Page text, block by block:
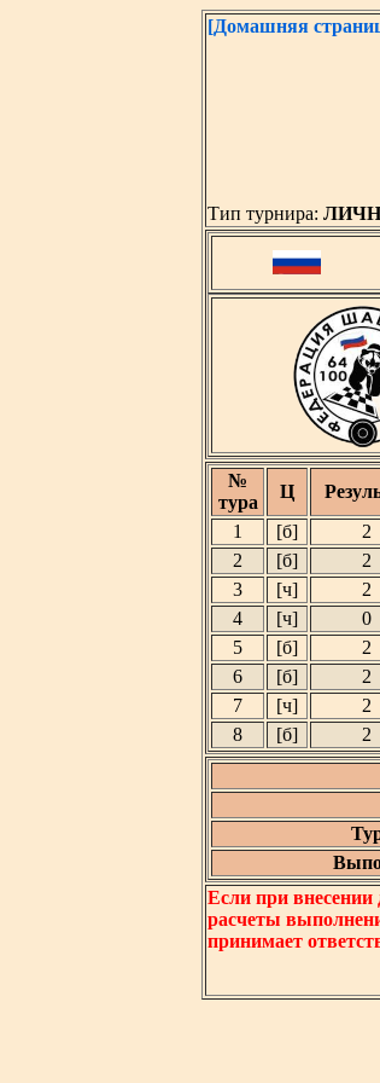
[Домашняя
Тип турнира:
№
тура
Ц
1
[б] 2
2
[б] 2
3
[ч] 2
4
[ч] 0
5
[б] 2
6
[б] 2
7
[ч] 2
8
[б] 2
Если при
расчеты
принимает